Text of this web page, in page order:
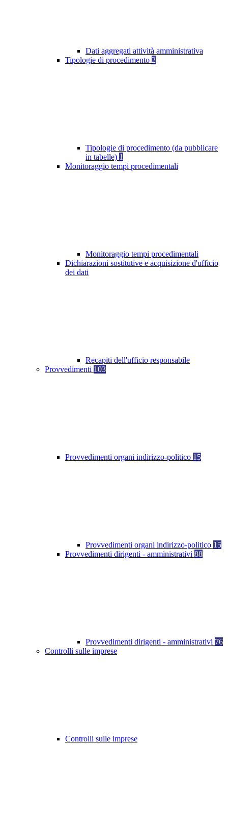
Dati aggregati attività amministrativa
Tipologie di procedimento 2
Tipologie di procedimento (da pubblicare
in tabelle) 1
Monitoraggio tempi procedimentali
Monitoraggio tempi procedimentali
Dichiarazioni sostitutive e acquisizione d'ufficio
dei dati
Recapiti dell'ufficio responsabile
Provvedimenti 103
Provvedimenti organi indirizzo-politico 15
Provvedimenti organi indirizzo-politico 15
Provvedimenti dirigenti - amministrativi 88
Provvedimenti dirigenti - amministrativi 76
Controlli sulle imprese
Controlli sulle imprese